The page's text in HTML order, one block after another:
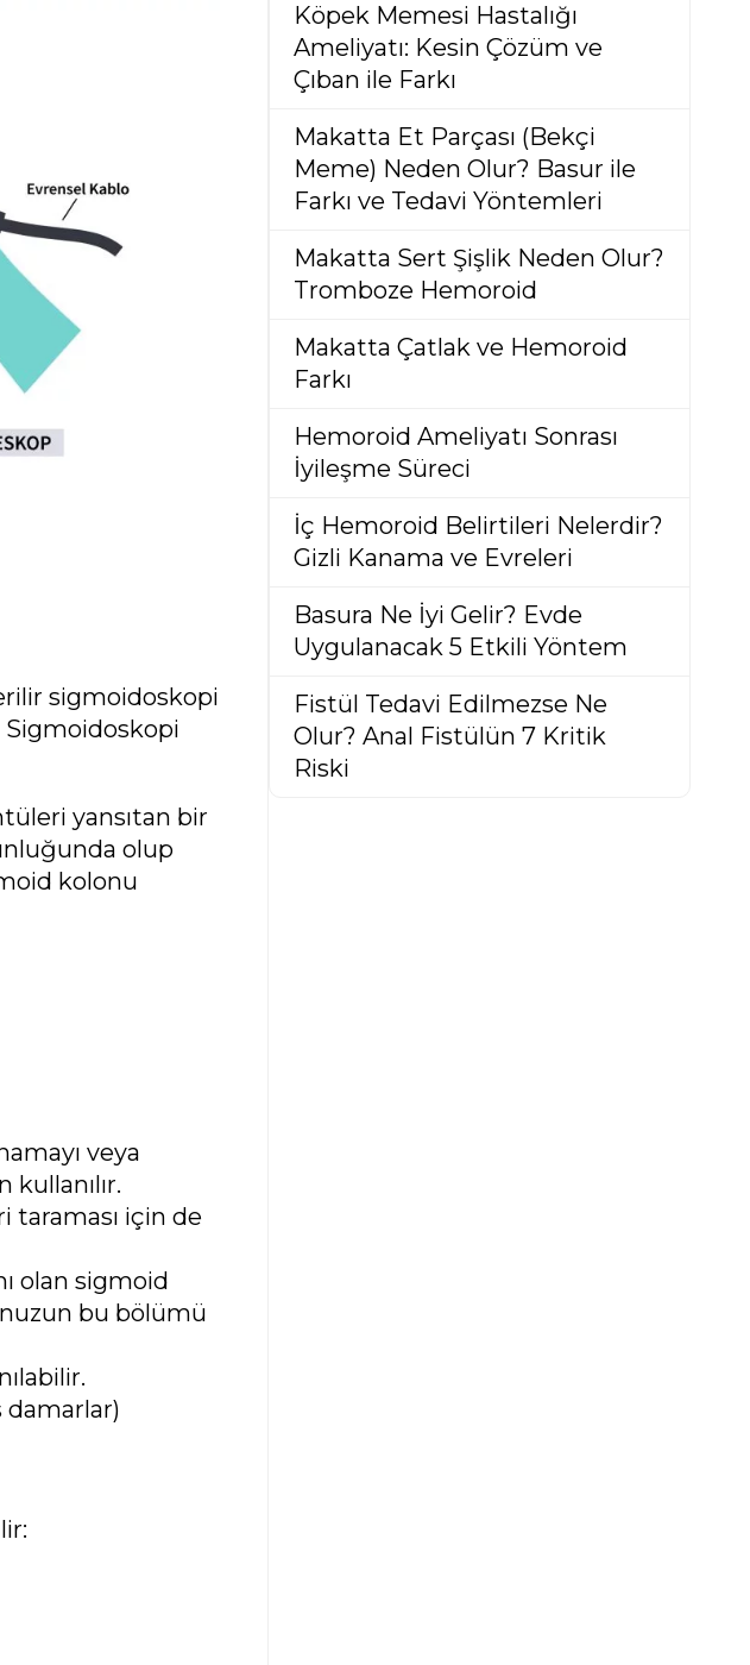
sigmoidoskopi
yansıtan bir
olup
kolonu
veya
taraması için de
olan sigmoid
bu bölümü
Köpek Memesi Hastalığı
Ameliyatı: Kesin Çözüm ve
Çıban ile Farkı
Makatta Et Parçası (Bekçi
Meme) Neden Olur? Basur ile
Farkı ve Tedavi Yöntemleri
Makatta Sert Şişlik Neden Olur?
Tromboze Hemoroid
Makatta Çatlak ve Hemoroid
Farkı
Hemoroid Ameliyatı Sonrası
İyileşme Süreci
İç Hemoroid Belirtileri Nelerdir?
Gizli Kanama ve Evreleri
Basura Ne İyi Gelir? Evde
Uygulanacak 5 Etkili Yöntem
Fistül Tedavi Edilmezse Ne
Olur? Anal Fistülün 7 Kritik
Riski